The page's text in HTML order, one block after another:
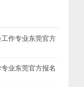
作专业东莞官方
业东莞官方报名